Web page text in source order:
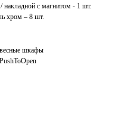
накладной c магнитом - 1 шт.
хром – 8 шт.
шкафы